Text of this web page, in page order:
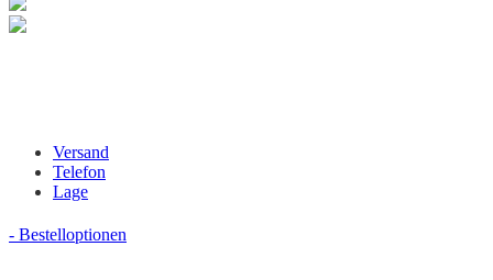
Versand
Telefon
Lage
- Bestelloptionen